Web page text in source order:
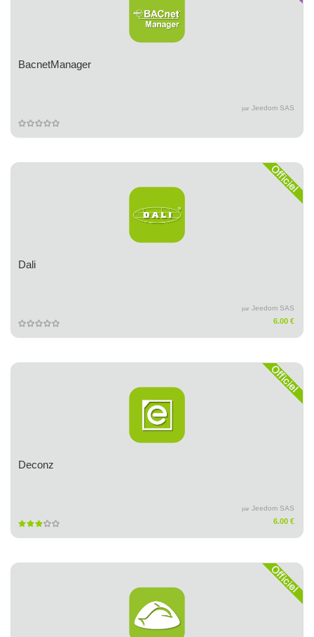
BacnetManager
par Jeedom SAS
Dali
par Jeedom SAS
6.00 €
Deconz
par Jeedom SAS
6.00 €